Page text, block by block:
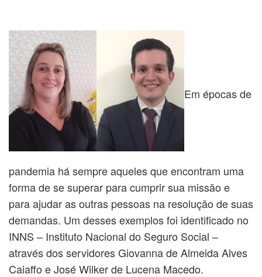
Em épocas de
pandemia há sempre aqueles que encontram uma
forma de se superar para cumprir sua missão e
para ajudar as outras pessoas na resolução de suas
demandas. Um desses exemplos foi identificado no
INNS – Instituto Nacional do Seguro Social –
através dos servidores Giovanna de Almeida Alves
Caiaffo e José Wilker de Lucena Macedo.